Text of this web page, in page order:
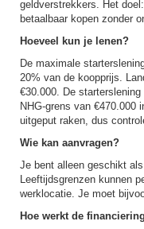
geldverstrekkers. Het
betaalbaar kopen zonder
Hoeveel kun je lenen?
De maximale
20% van de koopprijs.
€30.000. De
NHG-grens van €470.000
uitgeput raken, dus
Wie kan aanvragen?
Je bent alleen geschikt
Leeftijdsgrenzen kunnen
werklocatie. Je moet
Hoe werkt de